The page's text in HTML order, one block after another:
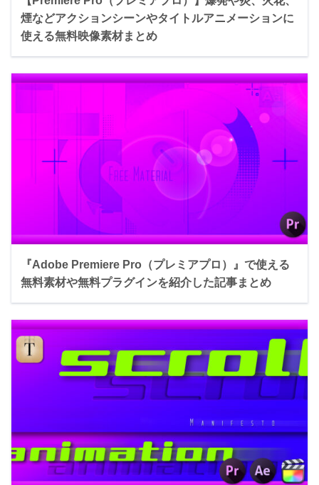
煙などアクションシーンやタイトルアニメーションに
使える無料映像素材まとめ
『Adobe Premiere Pro（プレミアプロ）』で使える
無料素材や無料プラグインを紹介した記事まとめ